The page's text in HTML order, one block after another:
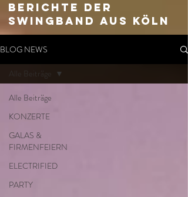
Berichte Der
SWingband aus Köln
BLOG NEWS
Alle Beiträge
KONZERTE
GALAS &
FIRMENFEIERN
ELECTRIFIED
PARTY
Alle Beiträge